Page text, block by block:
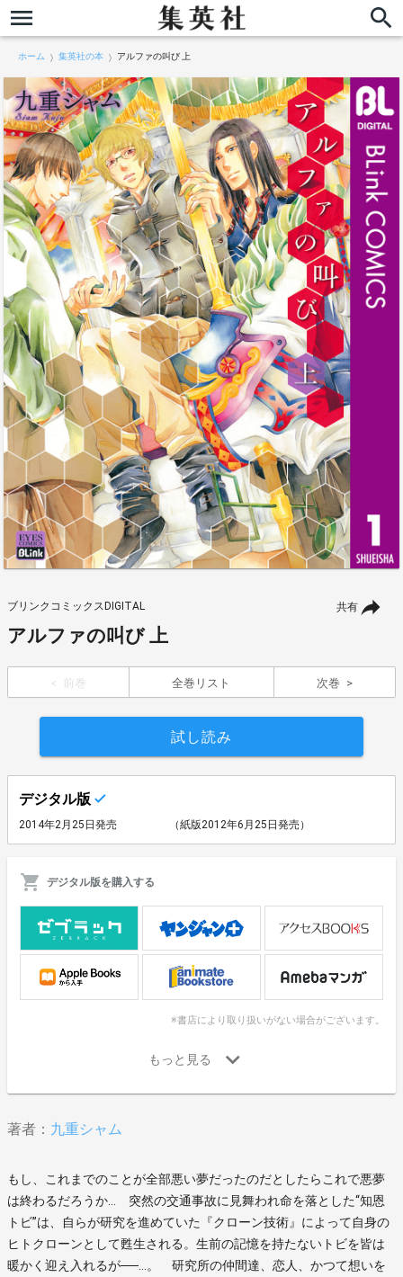
ホーム 集英社の本 アルファの叫び 上
共有
ブリンクコミックスDIGITAL
アルファの叫び 上
前巻 全巻リスト 次巻
試し読み
デジタル版
2014年2月25日発売 （紙版2012年6月25日発売）
デジタル版を購入する
※書店により取り扱いがない場合がございます。
著者： 九重シャム
もし、これまでのことが全部悪い夢だったのだとしたらこれで悪夢
は終わるだろうか… 突然の交通事故に見舞われ命を落とした“知恩
トビ”は、自らが研究を進めていた『クローン技術』によって自身の
ヒトクローンとして甦生される。生前の記憶を持たないトビを皆は
暖かく迎え入れるが──…。 研究所の仲間達、恋人、かつて想いを